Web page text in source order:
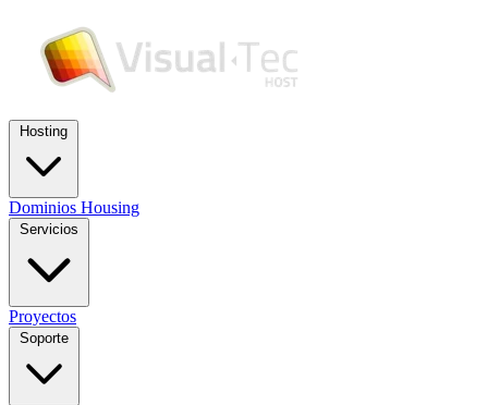
Hosting
Dominios Housing
Servicios
Proyectos
Soporte